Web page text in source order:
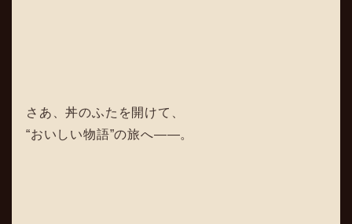
さあ、丼のふたを開けて、
“おいしい物語”の旅へ――。